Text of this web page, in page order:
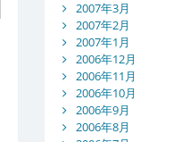
2007年3月
2007年2月
2007年1月
2006年12月
2006年11月
2006年10月
2006年9月
2006年8月